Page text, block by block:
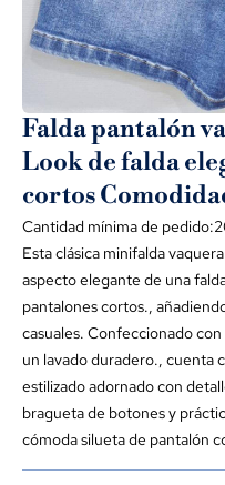
Falda pantalón
Look de falda
cortos
Cantidad mínima de
Esta clásica minifalda
aspecto elegante de una
pantalones cortos.,
casuales. Confeccionado
un lavado duradero., cuenta
estilizado adornado con
bragueta de botones y
cómoda silueta de pantalón